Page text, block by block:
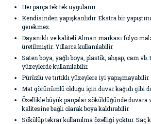
Her parça tek tek uygulanır.
Kendisinden yapışkanlıdır. Ekstra bir
gerekmez.
Dayanıklı ve kaliteli Alman markası folyo
üretilmiştir. Yıllarca kullanılabilir.
Saten boya, yağlı boya, plastik, ahşap, cam vb.
yüzeylerde kullanılabilir.
Pürüzlü ve tırtıklı yüzeylere iyi yapışmayabilir.
Mat görünümlü olduğu için duvar kağıdı gibi
Özellikle büyük parçalar söküldüğünde duvara
kalitesine bağlı olarak boya kaldırabilir.
Sökülüp tekrar kullanılma özelliği yoktur. Saç